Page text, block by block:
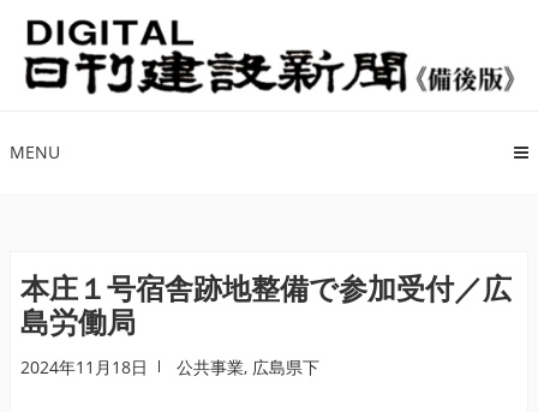
ナ
ビ
ゲ
シ
ス
キ
ッ
プ
コ
ン
テ
ツ
ッ
プ
MENU
本庄１号宿舎跡地整備で参加受付／広
島労働局
2024年11月18日 公共事業, 広島県下